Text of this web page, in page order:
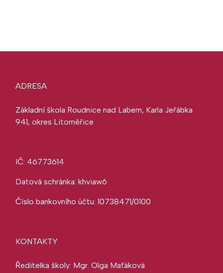
ADRESA
Základní škola Roudnice nad Labem, Karla Jeřábka
941, okres Litoměřice
IČ: 46773614
Datová schránka: khviaw6
Číslo bankovního účtu: 10738471/0100
KONTAKTY
Ředitelka školy: Mgr. Olga Maťáková